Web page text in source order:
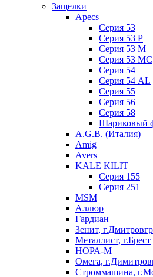
Защелки
Apecs
Серия 53
Серия 53 P
Серия 53 М
Серия 53 МC
Серия 54
Серия 54 AL
Серия 55
Серия 56
Серия 58
Шариковый
A.G.B. (Италия)
Amig
Avers
KALE KILIT
Серия 155
Серия 251
MSM
Аллюр
Гардиан
Зенит,
Металлист, г.Брест
НОРА-М
Омега,
Строммашина,